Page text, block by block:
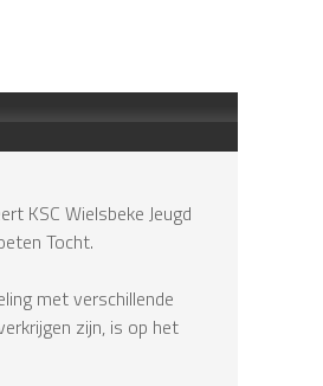
KSC Wielsbeke Jeugd
Tocht.
met verschillende
zijn, is op het